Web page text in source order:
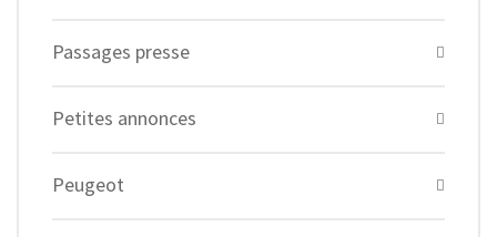
Passages presse
Petites annonces
Peugeot